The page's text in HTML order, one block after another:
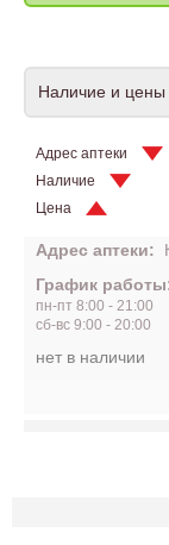
Наличие и цены
Адрес аптеки
Наличие
Цена
Адрес аптеки:
График
пн-пт 8:00 - 21:00
сб-вс 9:00 - 20:00
нет в наличии